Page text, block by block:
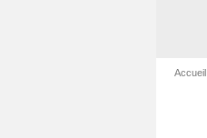
Accueil